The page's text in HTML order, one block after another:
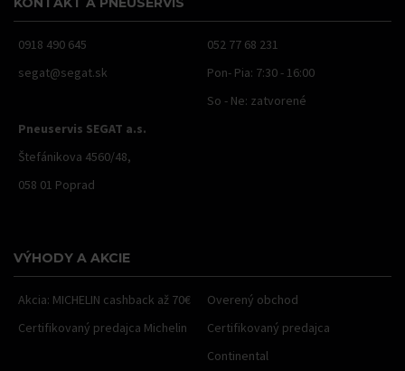
0918 490 645
052 77 68 231
segat@segat.sk
Pon- Pia: 7:30 - 16:00
So - Ne: zatvorené
Pneuservis SEGAT a.s.
Štefánikova 4560/48,
058 01 Poprad
VÝHODY A AKCIE
Akcia: MICHELIN cashback až 70€
Overený obchod
Certifikovaný predajca Michelin
Certifikovaný predajca
Continental